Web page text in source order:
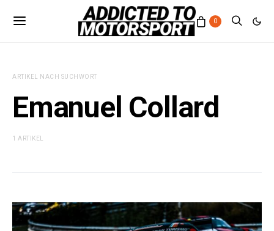
0
ARTIKEL NACH SUCHWORT
Emanuel Collard
1 ARTIKEL